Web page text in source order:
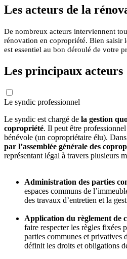
Les acteurs de la
De nombreux acteurs interviennent
rénovation en copropriété. Bien saisir
est essentiel au bon déroulé de votre
Les principaux acteurs
Le syndic professionnel
Le syndic est chargé de la gestion
copropriété. Il peut être
bénévole (un copropriétaire élu). Dans
par l’assemblée générale des
représentant légal à travers plusieurs
Administration des parties
espaces communs de
des travaux d’entretien et la
Application du règlement de
faire respecter les règles fixées
parties communes et privatives
définit les droits et obligations